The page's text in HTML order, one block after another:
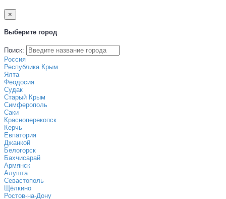
×
Выберите город
Поиск:
Россия
Республика Крым
Ялта
Феодосия
Судак
Старый Крым
Симферополь
Саки
Красноперекопск
Керчь
Евпатория
Джанкой
Белогорск
Бахчисарай
Армянск
Алушта
Севастополь
Щёлкино
Ростов-на-Дону